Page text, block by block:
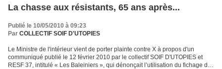
La chasse aux résistants, 65 ans après...
Publié le 10/05/2010 à 09:23
Par COLLECTIF SOIF D'UTOPIES
Le Ministre de l'intérieur vient de porter plainte contre X à propos d'un
communiqué publié le 12 février 2010 par le collectif SOIF D'UTOPIES et
RESF 37, intitulé « Les Baleiniers », qui dénonçait l’utilisation du fichage des